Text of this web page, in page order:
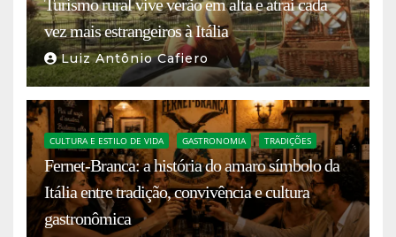
Turismo rural vive verão em alta e atrai cada
vez mais estrangeiros à Itália
Luiz Antônio Cafiero
CULTURA E ESTILO DE VIDA GASTRONOMIA TRADIÇÕES
Fernet-Branca: a história do amaro símbolo da
Itália entre tradição, convivência e cultura
gastronômica